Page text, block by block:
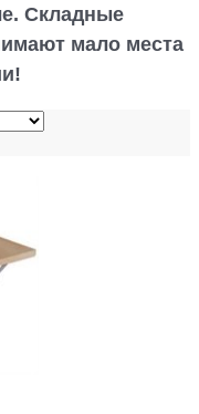
. Складные
мало места